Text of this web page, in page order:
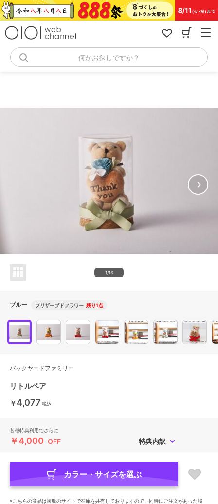
コ
ン
何かお探しですか？
1/16
ブルー プリザーブドフラワー 残り1点
バックヤードファミリー
リトルベア
￥4,077 税込
各種特典利用でさらに
￥4,000 OFF 特典内訳
カラー・サイズを選ぶ
※こちらの商品は複数のサイトで在庫を共有しておりますので、同時にご注文があった場